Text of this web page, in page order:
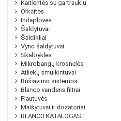
Kaitlentės su gartraukiu
Orkaitės
Indaplovės
Šaldytuvai
Šaldikliai
Vyno šaldytuvai
Skalbyklės
Mikrobangų krosnelės
Atliekų smulkintuvai
Rūšiavimo sistemos
Blanco vandens filtrai
Plautuvės
Maišytuvai ir dozatoriai
BLANCO KATALOGAS